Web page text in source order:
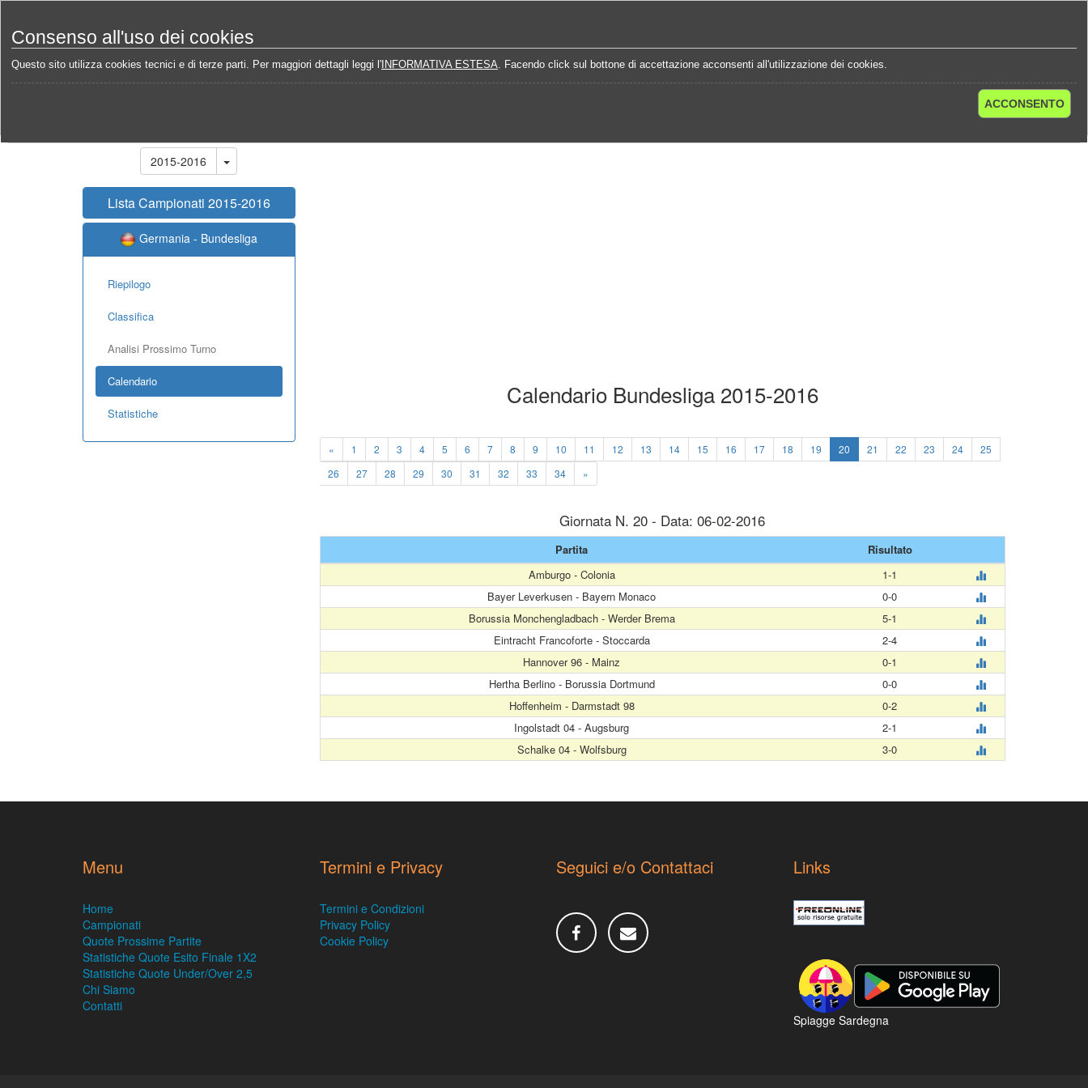
Consenso all'uso dei cookies
Questo sito utilizza cookies tecnici e di terze parti. Per maggiori dettagli leggi l' INFORMATIVA ESTESA. Facendo click sul bottone di accettazione acconsenti all'utilizzazione dei cookies.
ACCONSENTO
Home Campionati Germania - Bundesliga 2015-2016 Calendario
2015-2016
Lista Campionati 2015-2016
Germania - Bundesliga
Riepilogo
Classifica
Analisi Prossimo Turno
Calendario
Statistiche
Calendario Bundesliga 2015-2016
« 1 2 3 4 5 6 7 8 9 10 11 12 13 14 15 16 17 18 19 20 21 22 23 24
25
26
27 28 29 30 31 32 33 34 »
Giornata N. 20 - Data: 06-02-2016
Partita
Risultato
Amburgo - Colonia
1-1
Bayer Leverkusen - Bayern Monaco
0-0
Borussia Monchengladbach - Werder Brema
5-1
Eintracht Francoforte - Stoccarda
2-4
Hannover 96 - Mainz
0-1
Hertha Berlino - Borussia Dortmund
0-0
Hoffenheim - Darmstadt 98
0-2
Ingolstadt 04 - Augsburg
2-1
Schalke 04 - Wolfsburg
3-0
Menu
Home
Campionati
Quote Prossime Partite
Statistiche Quote Esito Finale 1X2
Statistiche Quote Under/Over 2,5
Chi Siamo
Contatti
Termini e Privacy
Termini e Condizioni
Privacy Policy
Cookie Policy
Seguici e/o Contattaci Links
Spiagge Sardegna